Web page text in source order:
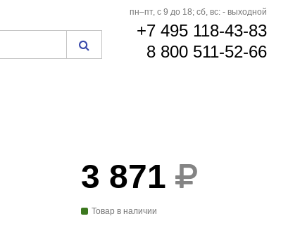
пн–пт, с 9 до 18; сб, вс: - выходной
+7 495 118-43-83
8 800 511-52-66
3 871
Товар в наличии